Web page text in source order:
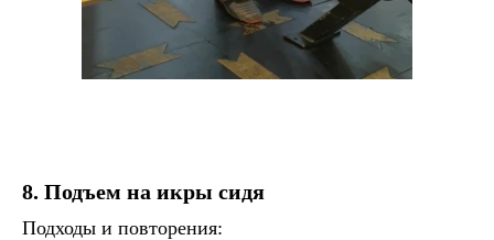
8. Подъем на икры сидя
Подходы и повторения: